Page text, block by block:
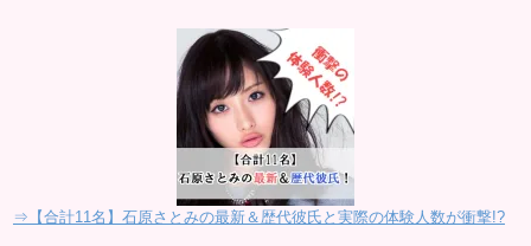
⇒【合計11名】石原さとみの最新＆歴代彼氏と実際の体験人数が衝撃!?